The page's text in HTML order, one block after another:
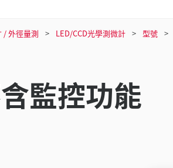
/ 外徑量測 LED/CCD光學測微計 型號
監控功能